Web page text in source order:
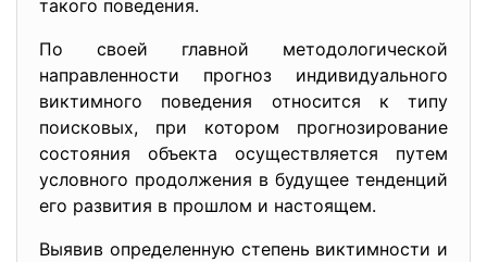
такого поведения.
По своей главной методологической
направленности прогноз индивидуального
виктимного поведения относится к типу
поисковых, при котором прогнозирование
состояния объекта осуществляется путем
условного продолжения в будущее тенденций
его развития в прошлом и настоящем.
Выявив определенную степень виктимности и